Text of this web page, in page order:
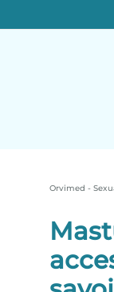
to
Orvimed -